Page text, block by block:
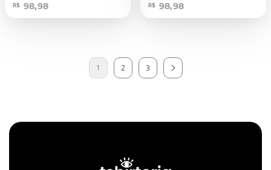
R$ 98,98 R$ 98,98
1 2 3